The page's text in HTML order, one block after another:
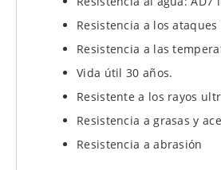
Resistencia a los
Resistencia a las
Vida útil 30 años.
Resistente a los rayos
Resistencia a grasas y
Resistencia a abrasión